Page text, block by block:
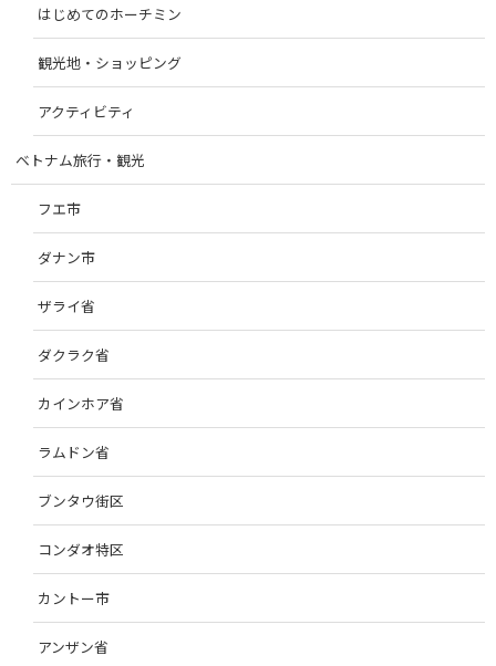
はじめてのホーチミン
観光地・ショッピング
アクティビティ
ベトナム旅行・観光
フエ市
ダナン市
ザライ省
ダクラク省
カインホア省
ラムドン省
ブンタウ街区
コンダオ特区
カントー市
アンザン省